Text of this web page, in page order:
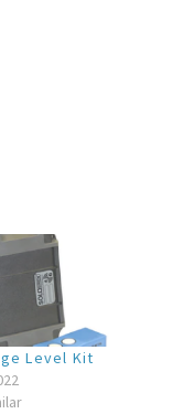
Level Kit